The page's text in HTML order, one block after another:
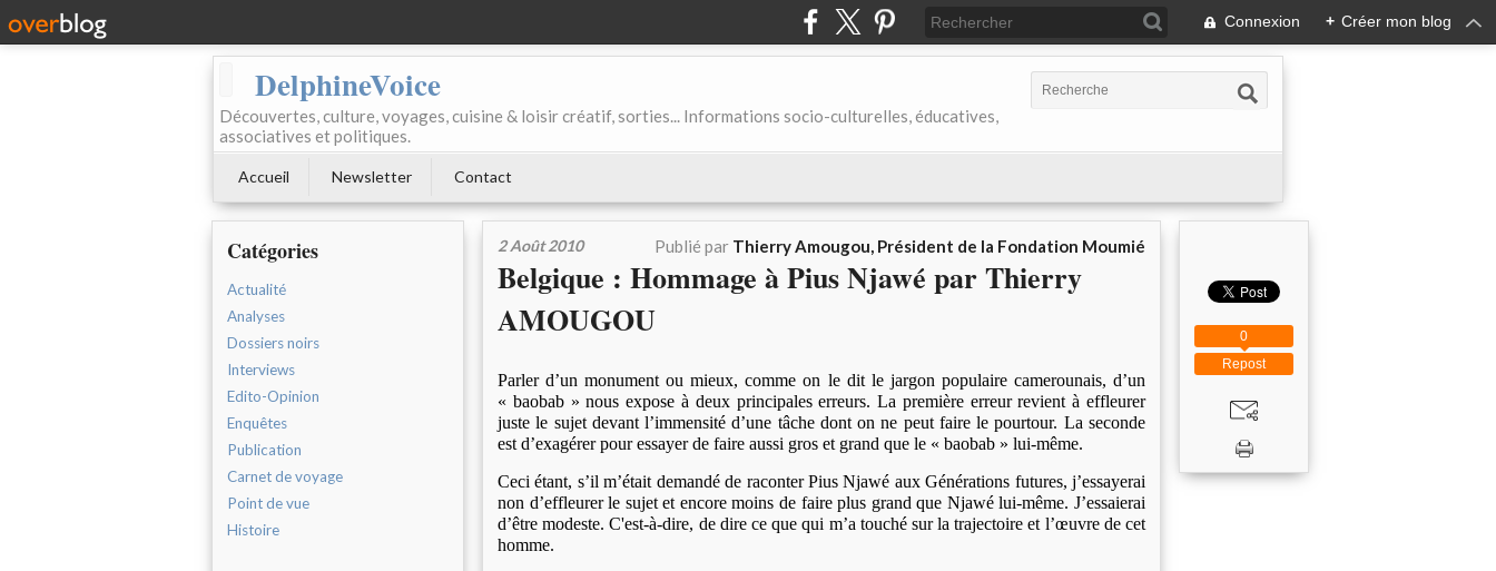
Connexion + Créer mon blog
DelphineVoice
Découvertes, culture, voyages, cuisine & loisir créatif, sorties... Informations socio-culturelles, éducatives,
associatives et politiques.
Accueil Newsletter Contact
Catégories
Actualité
Analyses
Dossiers noirs
Interviews
Edito-Opinion
Enquêtes
Publication
Carnet de voyage
Point de vue
Histoire
2 Août 2010 Publié par Thierry Amougou, Président de la Fondation Moumié
Belgique : Hommage à Pius Njawé par Thierry
AMOUGOU
Parler d’un monument ou mieux, comme on le dit le jargon populaire camerounais, d’un
« baobab » nous expose à deux principales erreurs. La première erreur revient à effleurer
juste le sujet devant l’immensité d’une tâche dont on ne peut faire le pourtour. La seconde
est d’exagérer pour essayer de faire aussi gros et grand que le « baobab » lui-même.
Ceci étant, s’il m’était demandé de raconter Pius Njawé aux Générations futures, j’essayerai
non d’effleurer le sujet et encore moins de faire plus grand que Njawé lui-même. J’essaierai
d’être modeste. C'est-à-dire, de dire ce que qui m’a touché sur la trajectoire et l’œuvre de cet
homme.
Repost
0